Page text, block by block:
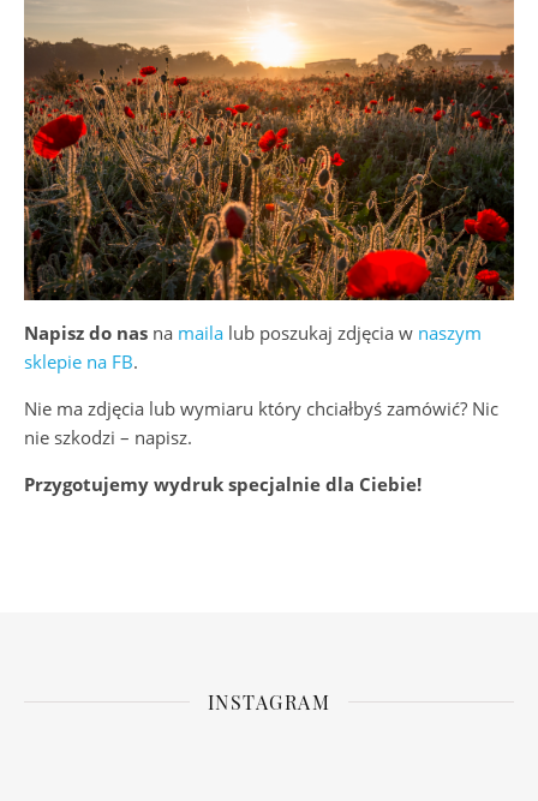
Napisz do nas na maila lub poszukaj zdjęcia w naszym
sklepie na FB.
Nie ma zdjęcia lub wymiaru który chciałbyś zamówić? Nic
nie szkodzi – napisz.
Przygotujemy wydruk specjalnie dla Ciebie!
INSTAGRAM